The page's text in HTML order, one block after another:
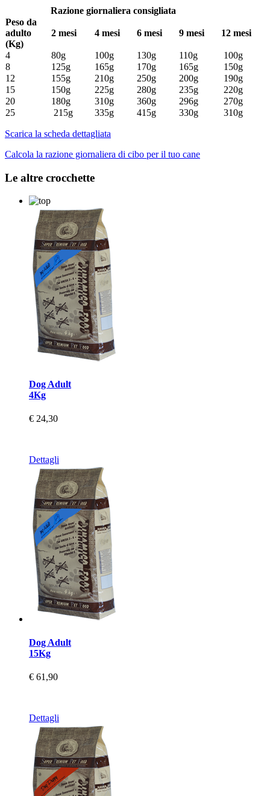
Razione giornaliera consigliata
Peso da
adulto
(Kg)
2 mesi 4 mesi 6 mesi 9 mesi 12 mesi
4 80g 100g 130g 110g
100g
8
125g 165g 170g 165g
150g
12
155g 210g 250g 200g
190g
15
150g 225g 280g 235g
220g
20
180g 310g 360g 296g
270g
25
215g 335g 415g 330g 310g
Scarica la scheda dettagliata
Calcola la razione giornaliera di cibo per il tuo cane
Le altre crocchette
Dog Adult
4Kg
€ 24,30
Dettagli
Dog Adult
15Kg
€ 61,90
Dettagli